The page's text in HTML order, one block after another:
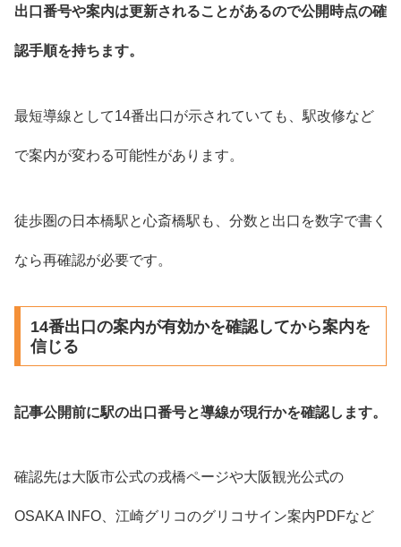
出口番号や案内は更新されることがあるので公開時点の確
認手順を持ちます。
最短導線として14番出口が示されていても、駅改修など
で案内が変わる可能性があります。
徒歩圏の日本橋駅と心斎橋駅も、分数と出口を数字で書く
なら再確認が必要です。
14番出口の案内が有効かを確認してから案内を
信じる
記事公開前に駅の出口番号と導線が現行かを確認します。
確認先は大阪市公式の戎橋ページや大阪観光公式の
OSAKA INFO、江崎グリコのグリコサイン案内PDFなど